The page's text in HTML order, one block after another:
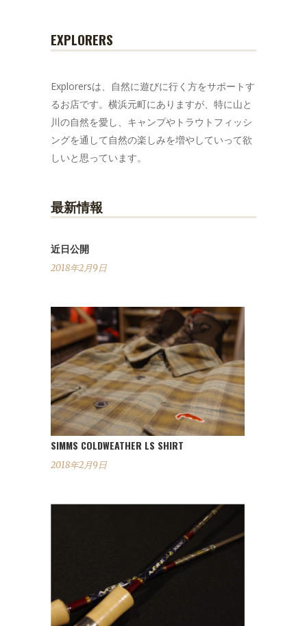
EXPLORERS
Explorersは、自然に遊びに行く方をサポートす
るお店です。横浜元町にありますが、特に山と
川の自然を愛し、キャンプやトラウトフィッシ
ングを通して自然の楽しみを増やしていって欲
しいと思っています。
最新情報
近日公開
2018年2月9日
SIMMS COLDWEATHER LS SHIRT
2018年2月9日